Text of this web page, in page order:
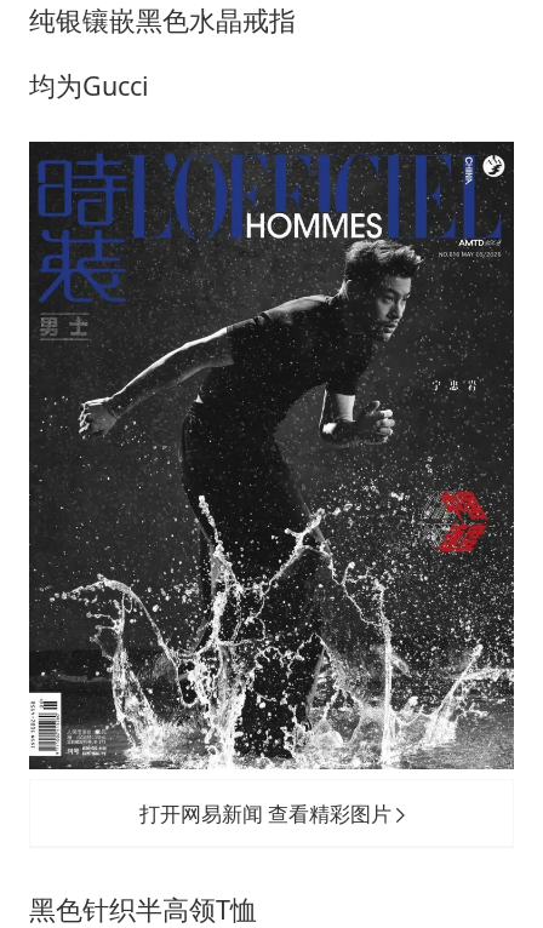
纯银镶嵌黑色水晶戒指
均为Gucci
打开网易新闻 查看精彩图片
黑色针织半高领T恤